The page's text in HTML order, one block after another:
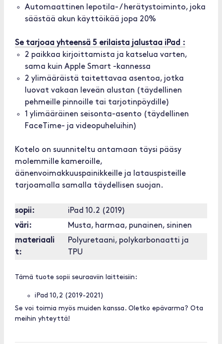
Automaattinen lepotila- / herätystoiminto, joka
säästää akun käyttöikää jopa 20%
Se tarjoaa yhteensä 5 erilaista jalustaa iPad :
2 paikkaa kirjoittamista ja katselua varten,
sama kuin Apple Smart -kannessa
2 ylimääräistä taitettavaa asentoa, jotka
luovat vakaan leveän alustan (täydellinen
pehmeille pinnoille tai tarjotinpöydille)
1 ylimääräinen seisonta-asento (täydellinen
FaceTime- ja videopuheluihin)
Kotelo on suunniteltu antamaan täysi pääsy
molemmille kameroille,
äänenvoimakkuuspainikkeille ja latauspisteille
tarjoamalla samalla täydellisen suojan.
sopii:
iPad 10.2 (2019)
väri:
Musta, harmaa, punainen, sininen
materiaali
t:
Polyuretaani, polykarbonaatti ja
TPU
Tämä tuote sopii seuraaviin laitteisiin:
iPad 10,2 (2019-2021)
Se voi toimia myös muiden kanssa. Oletko epävarma? Ota
meihin yhteyttä!